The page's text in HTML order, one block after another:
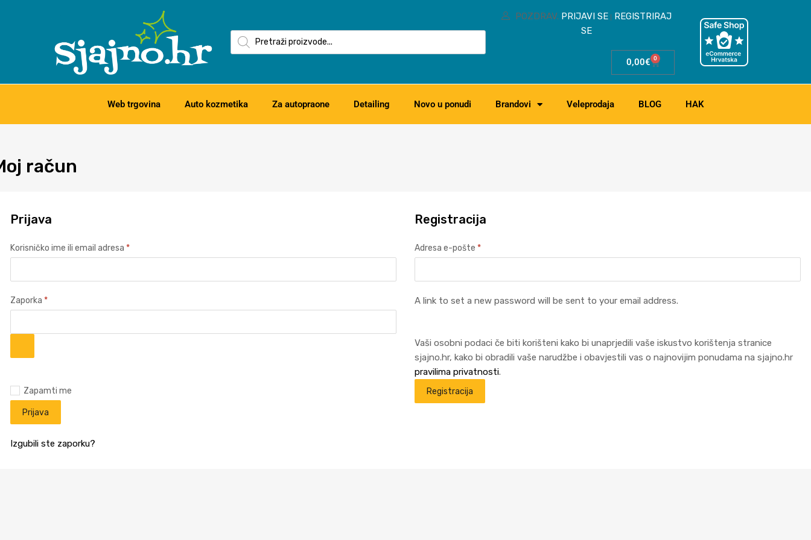
POZDRAV. PRIJAVI SE
REGISTRIRAJ
SE
0,00€ 0
Web trgovina Auto kozmetika Za autopraone Detailing Novo u ponudi Brandovi Veleprodaja BLOG HAK
račun
Prijava
Korisničko ime ili email adresa *
Zaporka *
Zapamti me
Prijava
Izgubili ste zaporku?
Registracija
Adresa e-pošte *
A link to set a new password will be sent to your email address.
Vaši osobni podaci če biti korišteni kako bi unaprjedili vaše iskustvo korištenja stranice
sjajno.hr, kako bi obradili vaše narudžbe i obavjestili vas o najnovijim ponudama na sjajno.hr
pravilima privatnosti.
Registracija